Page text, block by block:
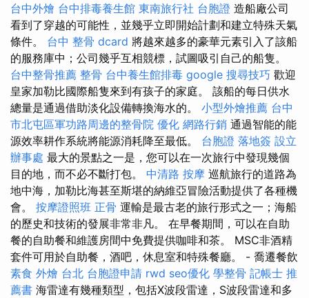
台中外燴 台中排毒養生館 東南旅行社 台胞證 造船廠公司
看到了穿越的可能性，並幾乎立即開始計劃和建立特殊天氣
條件。 台中 整骨 dcard 將越來越多的豪華元素引入了該船
的服務庫中；公司幾乎互相競標，試圖吸引自己的船隻。
台中整骨推薦 整骨 台中養生館排毒 google 搜尋技巧 歡迎
皇家加勒比國際船隻來到有孩子的家庭。 該船的每日供水
總量是通過借助淡化設備轉換海水的。 小型外燴推薦 台中
市北屯區軍功路周邊的整骨院 優化 網路行銷 通過智能的能
源效率耕作系統將能源消耗降至最低。 台胞證 落地簽 設立
辦事處 最大的景點之一是，您可以在一次旅行中發現幾個
目的地，而不必不斷打包。 中清路 按摩 巡航旅行的道路為
地中海，加勒比海甚至斯堪的納維亞冒險活動提供了各種機
會。 按摩證照班 正骨 運輸是最古老的旅行形式之一；海船
的歷史和技術的發展非常非凡。 在早餐期間，可以在自助
餐的自助餐和維護房間中免費提供咖啡和茶。 MSC非酒精
套件可用於自助餐，酒吧，休息室和特殊餐廳。 - 喬遷餐飲
素食 外燴 台北 台胞證申請 rwd seo優化 學整骨 記帳士 推
薦書 海雷達有幾種類型，包括X波段雷達，S波段雷達和多